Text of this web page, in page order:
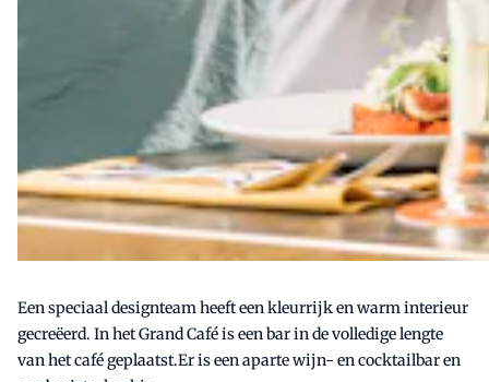
Een speciaal designteam heeft een kleurrijk en warm interieur
gecreëerd. In het Grand Café is een bar in de volledige lengte
van het café geplaatst.Er is een aparte wijn- en cocktailbar en